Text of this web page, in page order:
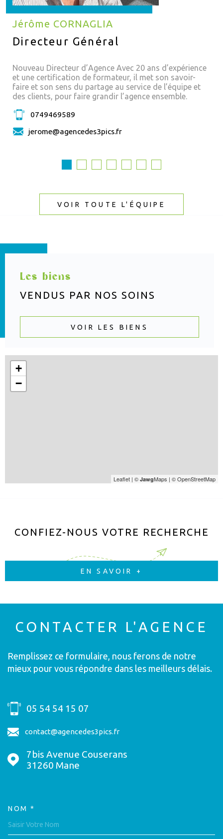
Jérôme CORNAGLIA
Directeur Général
Nouveau Directeur d’Agence Avec 20 ans d’expérience
et une certification de formateur, il met son savoir-
faire et son sens du partage au service de l’équipe et
des clients, pour faire grandir l’agence ensemble.
0749469589
jerome@agencedes3pics.fr
VOIR TOUTE L'ÉQUIPE
+
−
Leaflet | © JawgMaps | © OpenStreetMap
Les biens
VENDUS PAR NOS SOINS
VOIR LES BIENS
CONFIEZ-NOUS VOTRE RECHERCHE
EN SAVOIR +
CONTACTER L'AGENCE
Remplissez ce formulaire, nous ferons de notre
mieux pour vous répondre dans les meilleurs délais.
05 54 54 15 07
contact@agencedes3pics.fr
7bis Avenue Couserans
31260
Mane
NOM *